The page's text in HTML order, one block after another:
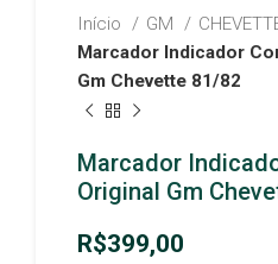
Início GM
Marcador Indicador
Gm Chevette 81/82
Marcador
Original Gm
R$399,00